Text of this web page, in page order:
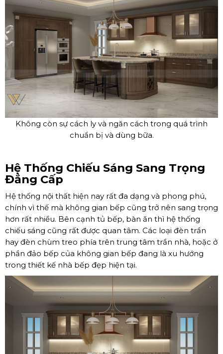
Không còn sự cách ly và ngăn cách trong quá trình
chuẩn bị và dùng bữa.
Hệ Thống Chiếu Sáng Sang Trọng
Đẳng Cấp
Hệ thống nội thất hiện nay rất đa dạng và phong phú,
chính vì thế mà không gian bếp cũng trở nên sang trọng
hơn rất nhiều. Bên cạnh tủ bếp, bàn ăn thì hệ thống
chiếu sáng cũng rất được quan tâm. Các loại đèn trần
hay đèn chùm treo phía trên trung tâm trần nhà, hoặc ở
phần đảo bếp của không gian bếp đang là xu hướng
trong thiết kế nhà bếp đẹp hiện tại.